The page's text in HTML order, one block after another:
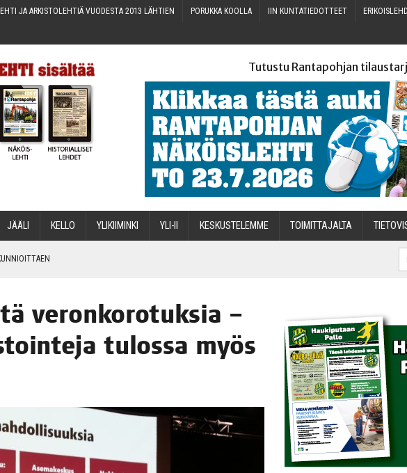
JA ARKIS­TO­LEH­TIÄ VUO­DES­TA 2013 LÄHTIEN PORUK­KA KOOLLA IIN KUN­TA­TIE­DOT­TEET
Tutustu Rantapohjan
JÄÄ­LI KEL­LO YLI­KII­MIN­KI YLI-II KES­KUS­TE­LEM­ME TOI­MIT­TA­JAL­TA
veron­ko­ro­tuk­sia –
tulos­sa myös